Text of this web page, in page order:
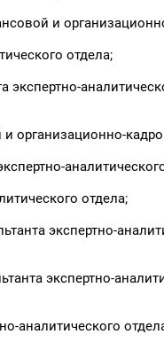
и
отдела;
организационно-
отдела;
экспертно-
экспертно-
аналитического